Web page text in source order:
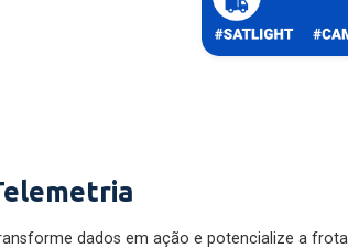
dados em ação e potencialize a frota.